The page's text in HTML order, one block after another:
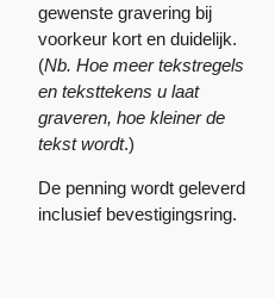
gewenste gravering bij
voorkeur kort en duidelijk.
(Nb. Hoe meer tekstregels
en teksttekens u laat
graveren, hoe kleiner de
tekst wordt.)
De penning wordt geleverd
inclusief bevestigingsring.